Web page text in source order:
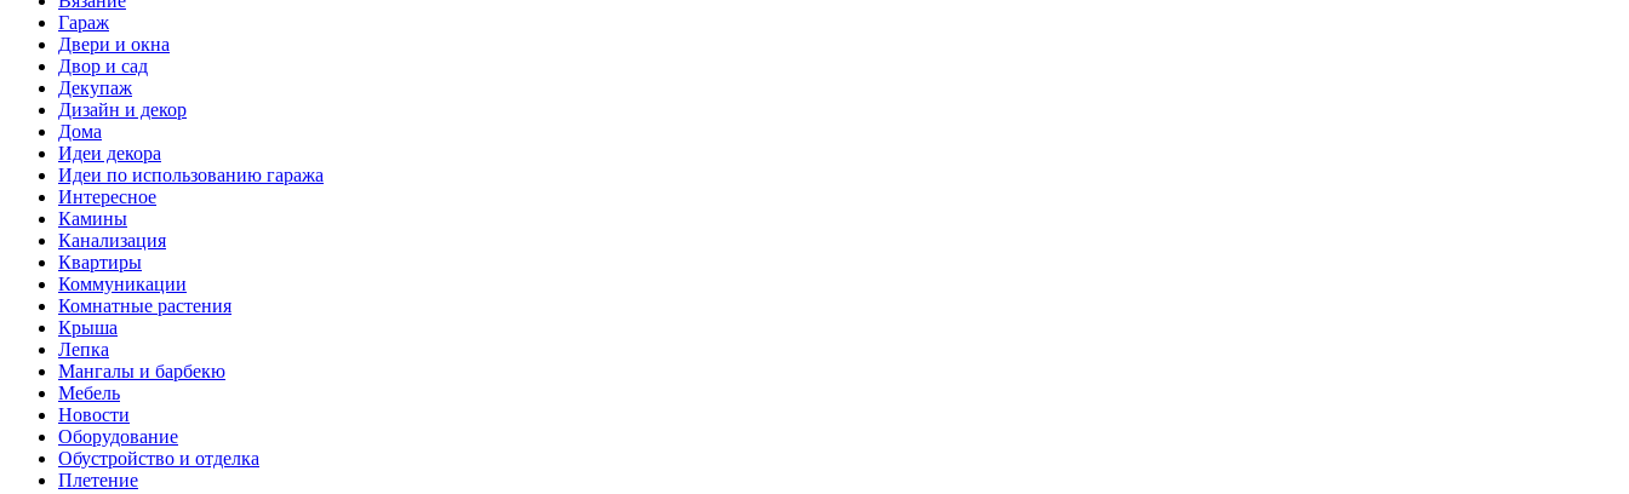
Гараж
Двери и окна
Двор и сад
Декупаж
Дизайн и декор
Дома
Идеи декора
Идеи по использованию гаража
Интересное
Камины
Канализация
Квартиры
Коммуникации
Комнатные растения
Крыша
Лепка
Мангалы и барбекю
Мебель
Новости
Оборудование
Обустройство и отделка
Плетение